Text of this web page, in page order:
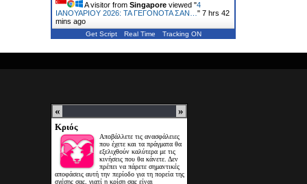
A visitor from Singapore viewed "4
ΙΑΝΟΥΑΡΙΟΥ 2026: ΤΑ ΓΕΓΟΝΟΤΑ ΣΑΝ… " 7 hrs 42
mins ago
Get Script Real Time Tracking ON